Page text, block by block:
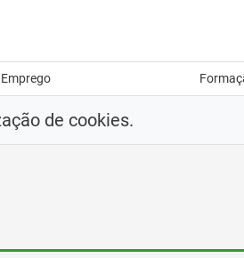
Emprego
de cookies.